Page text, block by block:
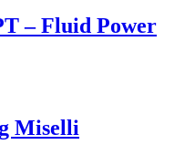
– Fluid Power
Miselli